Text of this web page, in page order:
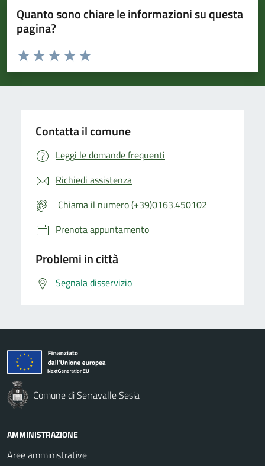
Quanto sono chiare le informazioni su questa
pagina?
Valuta da 1 a 5 stelle la pagina
Valuta 5 stelle su 5
Valuta 4 stelle su 5
Valuta 3 stelle su 5
Valuta 2 stelle su 5
Valuta 1 stelle su 5
Contatta il comune
Leggi le domande frequenti
Richiedi assistenza
Chiama il numero (+39)0163.450102
Prenota appuntamento
Problemi in città
Segnala disservizio
Comune di Serravalle Sesia
AMMINISTRAZIONE
Aree amministrative